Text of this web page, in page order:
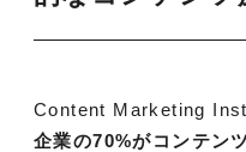
Content Marketing
企業の70%がコンテン